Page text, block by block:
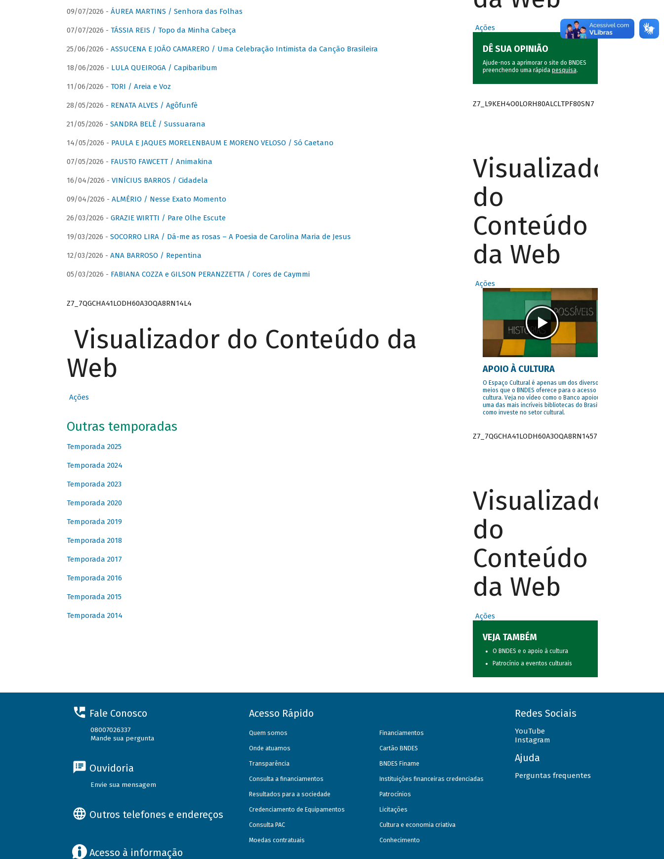
09/07/2026 - ÁUREA MARTINS / Senhora das Folhas
07/07/2026 - TÁSSIA REIS / Topo da Minha Cabeça
25/06/2026 - ASSUCENA E JOÃO CAMARERO / Uma Celebração Intimista da Canção Brasileira
18/06/2026 - LULA QUEIROGA / Capibaribum
11/06/2026 - TORI / Areia e Voz
28/05/2026 - RENATA ALVES / Agôfunfè
21/05/2026 - SANDRA BELÊ / Sussuarana
14/05/2026 - PAULA E JAQUES MORELENBAUM E MORENO VELOSO / Só Caetano
07/05/2026 - FAUSTO FAWCETT / Animakina
16/04/2026 - VINÍCIUS BARROS / Cidadela
09/04/2026 - ALMÉRIO / Nesse Exato Momento
26/03/2026 - GRAZIE WIRTTI / Pare Olhe Escute
19/03/2026 - SOCORRO LIRA / Dá-me as rosas – A Poesia de Carolina Maria de Jesus
12/03/2026 - ANA BARROSO / Repentina
05/03/2026 - FABIANA COZZA e GILSON PERANZZETTA / Cores de Caymmi
Z7_7QGCHA41LODH60A3OQA8RN14L4
Visualizador do Conteúdo da
Web
Ações
Outras temporadas
Temporada 2025
Temporada 2024
Temporada 2023
Temporada 2020
Temporada 2019
Temporada 2018
Temporada 2017
Temporada 2016
Temporada 2015
Temporada 2014
Ações
DÊ SUA OPINIÃO
Ajude-nos a aprimorar o site do BNDES
preenchendo uma rápida pesquisa.
Z7_L9KEH4O0LORH80ALCLTPF80SN7
Visualizador
do
Conteúdo
da Web
Ações
APOIO À CULTURA
O Espaço Cultural é apenas um dos diversos
meios que o BNDES oferece para o acesso à
cultura. Veja no vídeo como o Banco apoiou
uma das mais incríveis bibliotecas do Brasil e
como investe no setor cultural.
Z7_7QGCHA41LODH60A3OQA8RN1457
Visualizador
do
Conteúdo
da Web
Ações
VEJA TAMBÉM
O BNDES e o apoio à cultura
Patrocínio a eventos culturais
Fale Conosco
08007026337
Mande sua pergunta
Ouvidoria
Envie sua mensagem
Outros telefones e endereços
Acesso à informação
Acesso Rápido
Quem somos
Onde atuamos
Transparência
Consulta a financiamentos
Resultados para a sociedade
Credenciamento de Equipamentos
Consulta PAC
Moedas contratuais
Financiamentos
Cartão BNDES
BNDES Finame
Instituições financeiras credenciadas
Patrocínios
Licitações
Cultura e economia criativa
Conhecimento
Redes Sociais
YouTube
Instagram
Ajuda
Perguntas frequentes